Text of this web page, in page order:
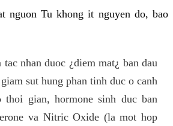
nguon Tu khong it nguyen do, bao
nhan duoc ¿diem mat¿ ban dau
sut hung phan tinh duc o canh
thoi gian, hormone sinh duc ban
va Nitric Oxide (la mot hop